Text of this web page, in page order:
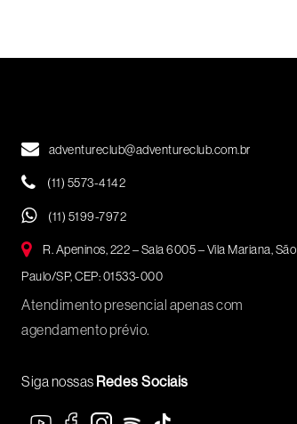
adventureclub@adventureclub.com.br
(11) 5573-4142
(11) 5199-7972
R. Apeninos, 222 – Sala 6005 – Vila Mariana, São
Paulo/SP, CEP: 01533-000
Atendimento presencial apenas com
agendamento prévio.
Siga nossas Redes Sociais